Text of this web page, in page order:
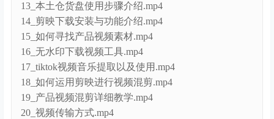
13_本土仓货盘使用步骤介绍.mp4
14_剪映下载安装与功能介绍.mp4
15_如何寻找产品视频素材.mp4
16_无水印下载视频工具.mp4
17_tiktok视频音乐提取以及使用.mp4
18_如何运用剪映进行视频混剪.mp4
19_产品视频混剪详细教学.mp4
20_视频传输方式.mp4